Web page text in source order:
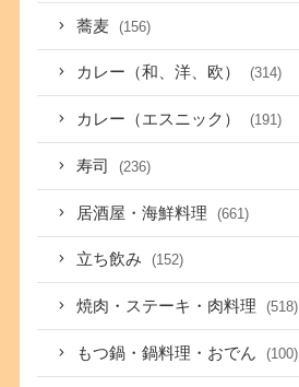
蕎麦 (156)
カレー（和、洋、欧） (314)
カレー（エスニック） (191)
寿司 (236)
居酒屋・海鮮料理 (661)
立ち飲み (152)
焼肉・ステーキ・肉料理 (518)
もつ鍋・鍋料理・おでん (100)